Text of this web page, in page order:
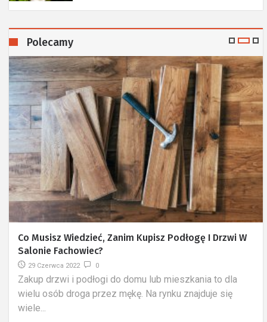
Polecamy
Co Musisz Wiedzieć, Zanim Kupisz Podłogę I Drzwi W
Salonie Fachowiec?
29 Czerwca 2022 0
​Zakup drzwi i podłogi do domu lub mieszkania to dla
wielu osób droga przez mękę. Na rynku znajduje się
wiele...